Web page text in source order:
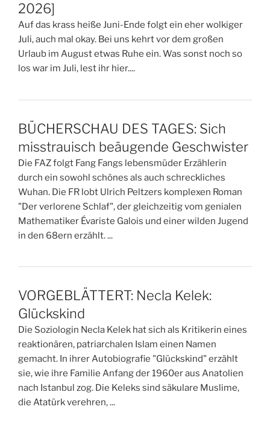
2026]
Auf das krass heiße Juni-Ende folgt ein eher wolkiger
Juli, auch mal okay. Bei uns kehrt vor dem großen
Urlaub im August etwas Ruhe ein. Was sonst noch so
los war im Juli, lest ihr hier....
BÜCHERSCHAU DES TAGES: Sich
misstrauisch beäugende Geschwister
Die FAZ folgt Fang Fangs lebensmüder Erzählerin
durch ein sowohl schönes als auch schreckliches
Wuhan. Die FR lobt Ulrich Peltzers komplexen Roman
"Der verlorene Schlaf", der gleichzeitig vom genialen
Mathematiker Évariste Galois und einer wilden Jugend
in den 68ern erzählt. ...
VORGEBLÄTTERT: Necla Kelek:
Glückskind
Die Soziologin Necla Kelek hat sich als Kritikerin eines
reaktionären, patriarchalen Islam einen Namen
gemacht. In ihrer Autobiografie "Glückskind" erzählt
sie, wie ihre Familie Anfang der 1960er aus Anatolien
nach Istanbul zog. Die Keleks sind säkulare Muslime,
die Atatürk verehren, ...